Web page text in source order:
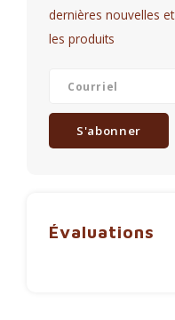
dernières nouvelles
les produits
S'abonner
Évaluations